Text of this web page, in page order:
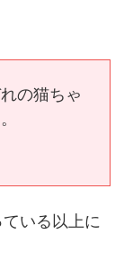
の猫ちゃ
いる以上に